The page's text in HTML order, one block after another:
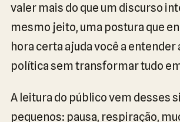
valer mais do que um discurso
mesmo jeito, uma postura que
hora certa ajuda você a entender
política sem transformar tudo
A leitura do público vem desses
pequenos: pausa, respiração,